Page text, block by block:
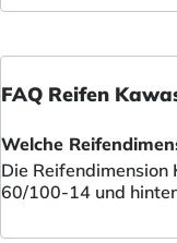
FAQ Reifen
Welche
Die
60/100-14 und